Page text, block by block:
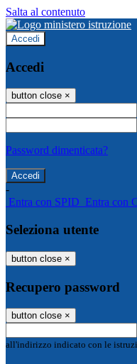
Salta al contenuto
Accedi
Accedi
button close ×
Password dimenticata?
-
Entra con SPID Entra con
Seleziona utente
button close ×
Recupero password
button close ×
all'indirizzo indicato con le